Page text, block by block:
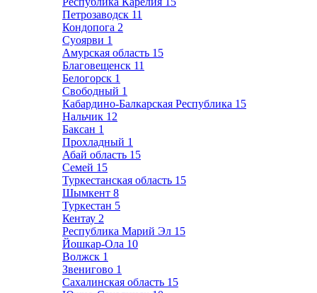
Петрозаводск 11
Кондопога 2
Суоярви 1
Амурская область 15
Благовещенск 11
Белогорск 1
Свободный 1
Кабардино-Балкарская Республика 15
Нальчик 12
Баксан 1
Прохладный 1
Абай область 15
Семей 15
Туркестанская область 15
Шымкент 8
Туркестан 5
Кентау 2
Республика Марий Эл 15
Йошкар-Ола 10
Волжск 1
Звенигово 1
Сахалинская область 15